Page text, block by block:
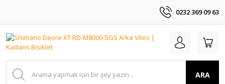
0232 369 09 63
ARA